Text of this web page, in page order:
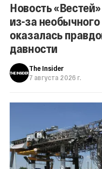
Новость
из-за
оказалась
давности
The Insider
7 августа 2026 г.